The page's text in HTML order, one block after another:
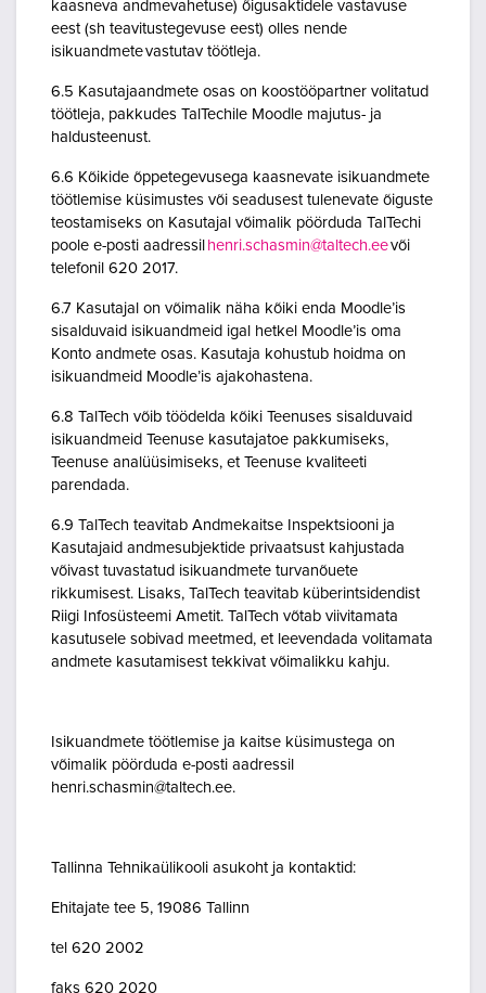
kaasneva andmevahetuse) õigusaktidele vastavuse
eest (sh teavitustegevuse eest) olles nende
isikuandmete vastutav töötleja.
6.5 Kasutajaandmete osas on koostööpartner volitatud
töötleja, pakkudes TalTechile Moodle majutus- ja
haldusteenust.
6.6 Kõikide õppetegevusega kaasnevate isikuandmete
töötlemise küsimustes või seadusest tulenevate õiguste
teostamiseks on Kasutajal võimalik pöörduda TalTechi
poole e-posti aadressil henri.schasmin@taltech.eevõi
telefonil 620 2017.
6.7 Kasutajal on võimalik näha kõiki enda Moodle’is
sisalduvaid isikuandmeid igal hetkel Moodle’is oma
Konto andmete osas. Kasutaja kohustub hoidma on
isikuandmeid Moodle’is ajakohastena.
6.8 TalTech võib töödelda kõiki Teenuses sisalduvaid
isikuandmeid Teenuse kasutajatoe pakkumiseks,
Teenuse analüüsimiseks, et Teenuse kvaliteeti
parendada.
6.9 TalTech teavitab Andmekaitse Inspektsiooni ja
Kasutajaid andmesubjektide privaatsust kahjustada
võivast tuvastatud isikuandmete turvanõuete
rikkumisest. Lisaks, TalTech teavitab küberintsidendist
Riigi Infosüsteemi Ametit. TalTech võtab viivitamata
kasutusele sobivad meetmed, et leevendada volitamata
andmete kasutamisest tekkivat võimalikku kahju.
Isikuandmete töötlemise ja kaitse küsimustega on
võimalik pöörduda e-posti aadressil
henri.schasmin@taltech.ee.
Tallinna Tehnikaülikooli asukoht ja kontaktid:
Ehitajate tee 5, 19086 Tallinn
tel 620 2002
faks 620 2020